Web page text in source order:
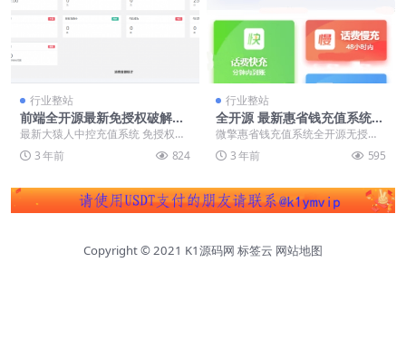
行业整站
前端全开源最新免授权破解版
大猿人中控充值系统 支持公众
号H5 分销 API接口对接等
最新大猿人中控充值系统 免授权破
解版 支持公众号H5、分销等功能
功能简介：大猿...
3 年前 824
行业整站
全开源 最新惠省钱充值系统微
擎源码 微擎模块 便民充话费
功能模块
微擎惠省钱充值系统全开源无授
权，本套系统带两个前端页面，结
合了老款的，前端页面可...
3 年前 595
Copyright © 2021 K1源码网 标签云 网站地图